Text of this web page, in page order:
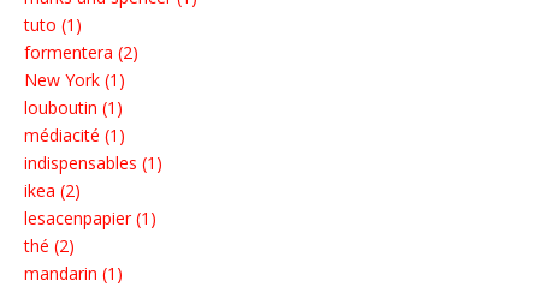
tuto (1)
formentera (2)
New York (1)
louboutin (1)
médiacité (1)
indispensables (1)
ikea (2)
lesacenpapier (1)
thé (2)
mandarin (1)